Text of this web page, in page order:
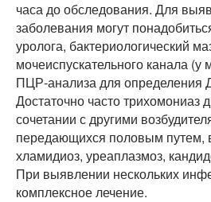
часа до обследования. Для
заболевания могут
уролога, бактериологический
мочеиспускательного канала
ПЦР-анализа для определения
Достаточно часто трихомониаз
сочетании с другими
передающихся половым путем,
хламидиоз, уреаплазмоз,
При выявлении нескольких
комплексное лечение.